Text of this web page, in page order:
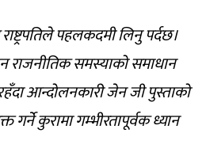
पहलकदमी लिनु पर्दछ।
राजनीतिक समस्याको समाधान
आन्दोलनकारी जेन जी पुस्ताको
गर्ने कुरामा गम्भीरतापूर्वक ध्यान